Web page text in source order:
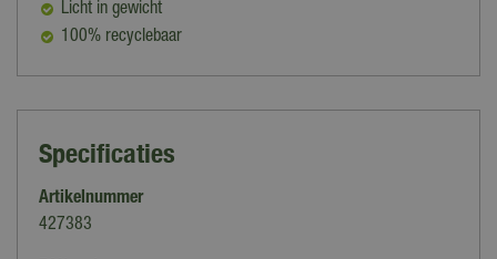
Licht in gewicht
100% recyclebaar
Specificaties
Artikelnummer
427383